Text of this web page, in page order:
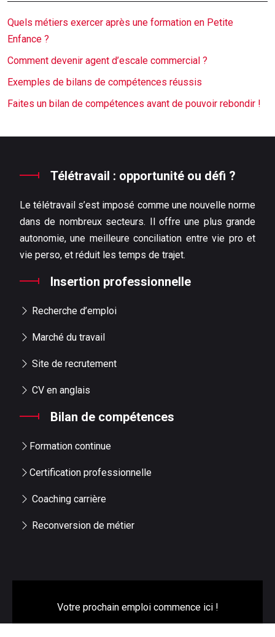
Quels métiers exercer après une formation en Petite
Enfance ?
Comment devenir agent d’escale commercial ?
Exemples de bilans de compétences réussis
Faites un bilan de compétences avant de pouvoir rebondir !
Télétravail : opportunité ou défi ?
Le télétravail s’est imposé comme une nouvelle norme
dans de nombreux secteurs. Il offre une plus grande
autonomie, une meilleure conciliation entre vie pro et
vie perso, et réduit les temps de trajet.
Insertion professionnelle
Recherche d’emploi
Marché du travail
Site de recrutement
CV en anglais
Bilan de compétences
Formation continue
Certification professionnelle
Coaching carrière
Reconversion de métier
Votre prochain emploi commence ici !